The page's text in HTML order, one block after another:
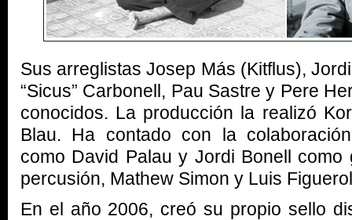
Sus arreglistas Josep Más (Kitflus),
“Sicus” Carbonell, Pau Sastre y Pere
conocidos. La producción la realizó
Blau. Ha contado con la
como David Palau y Jordi Bonell como
percusión, Mathew Simon y Luis
En el año 2006, creó su propio sello